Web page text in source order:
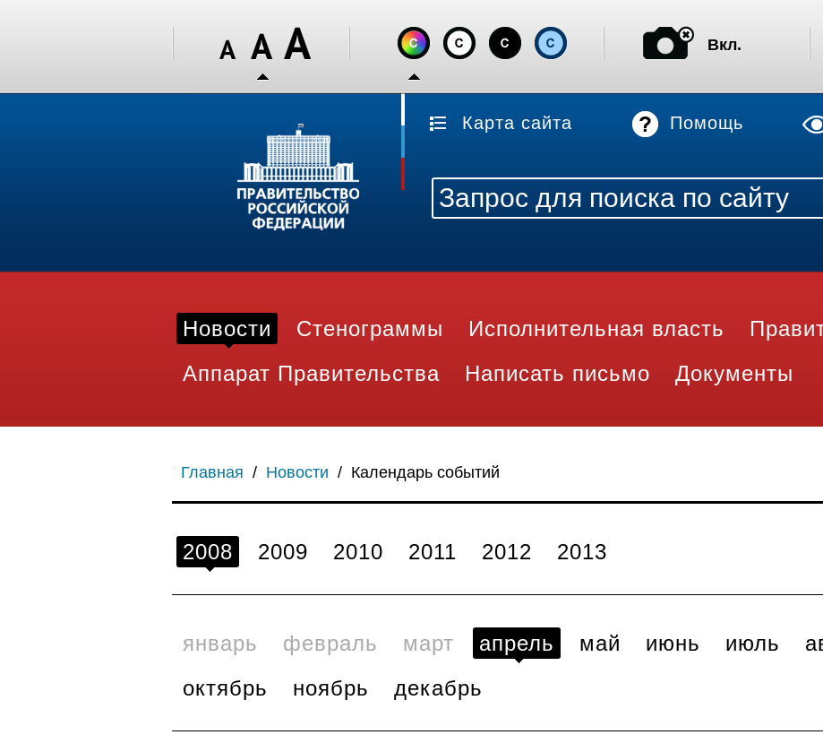
Карта сайта Помощь
Новости Стенограммы Исполнительная власть
Аппарат Правительства
Написать письмо Документы
Главная / Новости / Календарь событий
2008 2009 2010 2011 2012 2013
январь февраль март апрель май июнь июль
октябрь
ноябрь декабрь
Вкл.